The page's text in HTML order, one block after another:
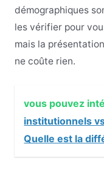
démographiques
les vérifier pour
mais la
ne coûte rien.
vous pouvez
institutionnels
Quelle est la